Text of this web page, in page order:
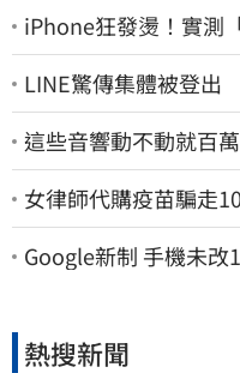
iPhone狂發燙！實測
LINE驚傳集體被登
這些音響動不動就百
女律師代購疫苗騙走
曝：檢警上門才知被騙
Google新制 手機未改
熱搜新聞